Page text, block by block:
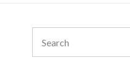
for: